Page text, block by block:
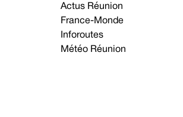
Actus Réunion
France-Monde
Inforoutes
Météo Réunion